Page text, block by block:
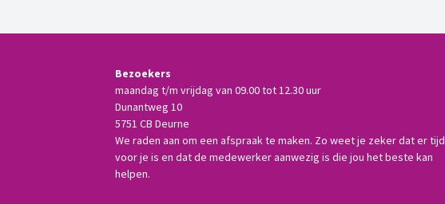
Bezoekers
maandag t/m vrijdag van 09.00 tot 12.30 uur
Dunantweg 10
5751 CB Deurne
We raden aan om een afspraak te maken. Zo weet je zeker dat er tijd
voor je is en dat de medewerker aanwezig is die jou het beste kan
helpen.